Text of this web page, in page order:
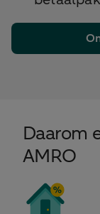
Daarom
AMRO